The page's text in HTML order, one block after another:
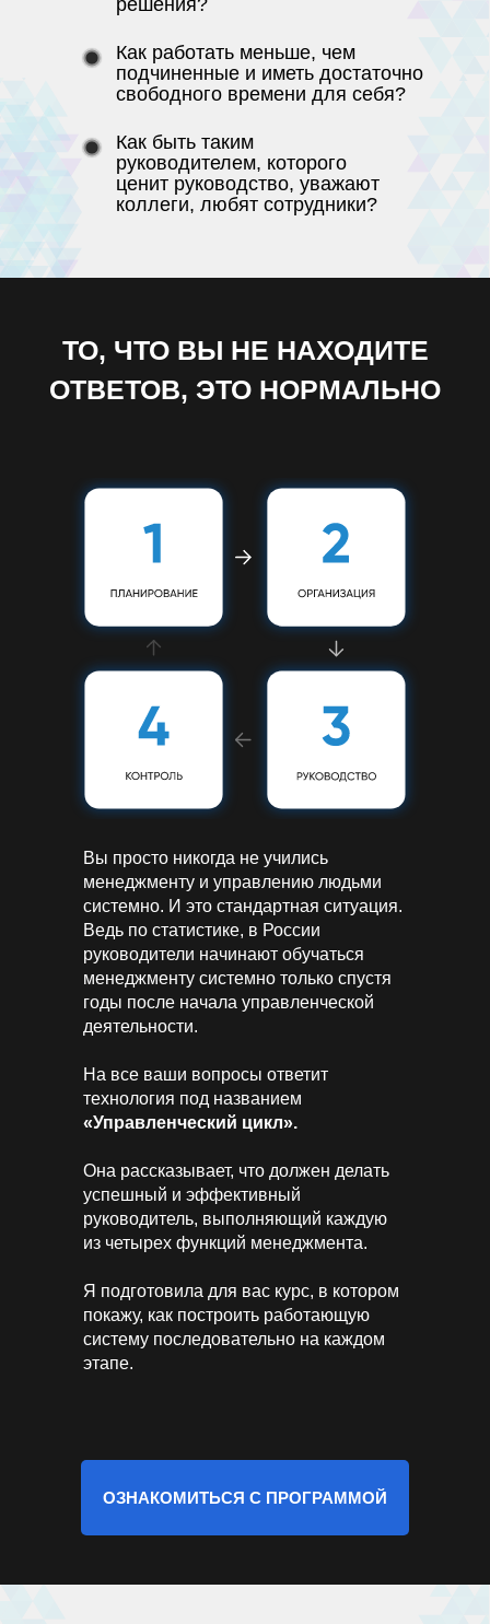
решения?
Как быть таким
руководителем, которого
ценит руководство, уважают
коллеги, любят сотрудники?
Как работать меньше, чем
подчиненные и иметь достаточно
свободного времени для себя?
Вы просто никогда не учились
менеджменту и управлению людьми
системно. И это стандартная ситуация.
Ведь по статистике, в России
руководители начинают обучаться
менеджменту системно только спустя
годы после начала управленческой
деятельности.
На все ваши вопросы ответит
технология под названием
«Управленческий цикл».
Она рассказывает, что должен делать
успешный и эффективный
руководитель, выполняющий каждую
из четырех функций менеджмента.
Я подготовила для вас курс, в котором
покажу, как построить работающую
систему последовательно на каждом
этапе.
ОЗНАКОМИТЬСЯ С ПРОГРАММОЙ
ТО, ЧТО ВЫ НЕ НАХОДИТЕ
ОТВЕТОВ, ЭТО НОРМАЛЬНО